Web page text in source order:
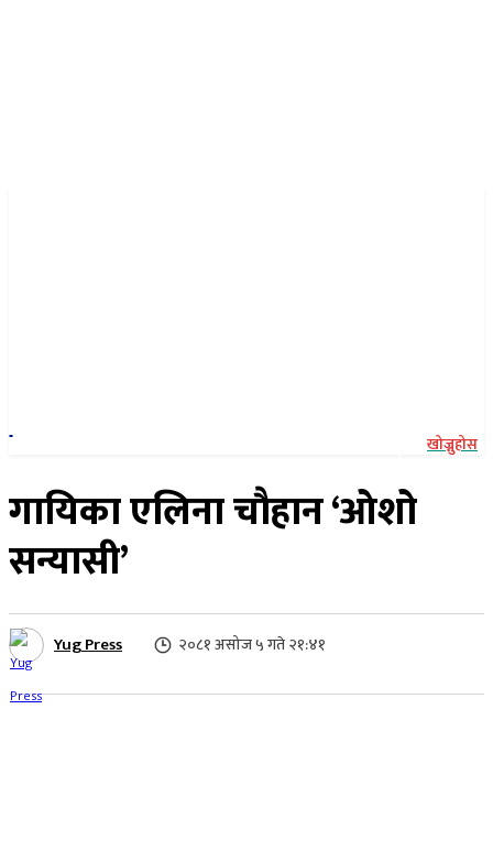
खोज्नुहोस
गायिका एलिना चौहान ‘ओशो
सन्यासी’
Yug Press २०८१ असोज ५ गते २१:४१